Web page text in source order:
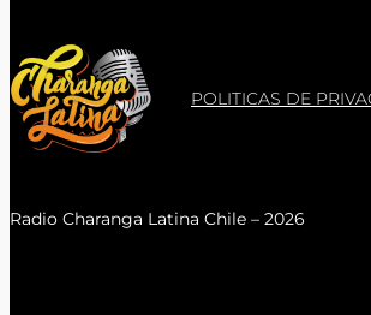
POLITICAS DE
Radio Charanga Latina Chile – 2026